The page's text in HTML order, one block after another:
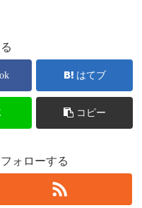
はてブ
コピー
ォローする